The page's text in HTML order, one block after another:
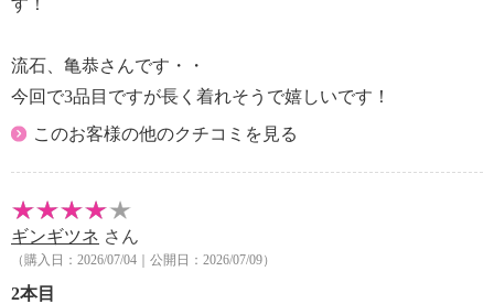
流石、亀恭さんです・・
今回で3品目ですが長く着れそうで嬉しいです！
このお客様の他のクチコミを見る
ギンギツネ さん
（購入日：2026/07/04｜公開日：2026/07/09）
2本目